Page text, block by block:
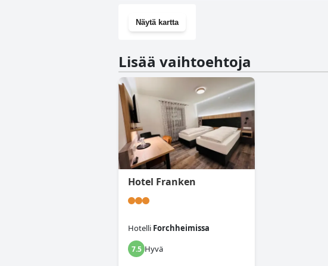
Näytä kartta
Lisää vaihtoehtoja
Hotel Franken
Hotelli Forchheimissa
7.5 Hyvä